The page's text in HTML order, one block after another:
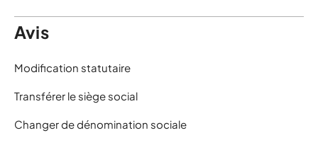
Avis
Modification statutaire
Transférer le siège social
Changer de dénomination sociale